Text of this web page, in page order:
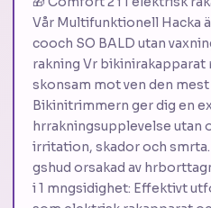
Vår Multifunktionell Hacka
cooch SO BALD utan
rakning Vr bikinirakapparat
skonsam mot ven den mest
Bikinitrimmern ger dig en
hrrakningsupplevelse utan
irritation, skador och
gshud orsakad av
i 1 mngsidighet: Effektivt